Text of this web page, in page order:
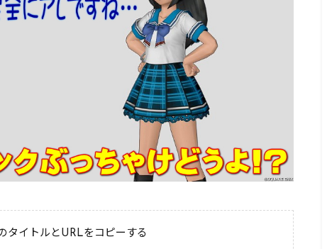
タイトルとURLをコピーする